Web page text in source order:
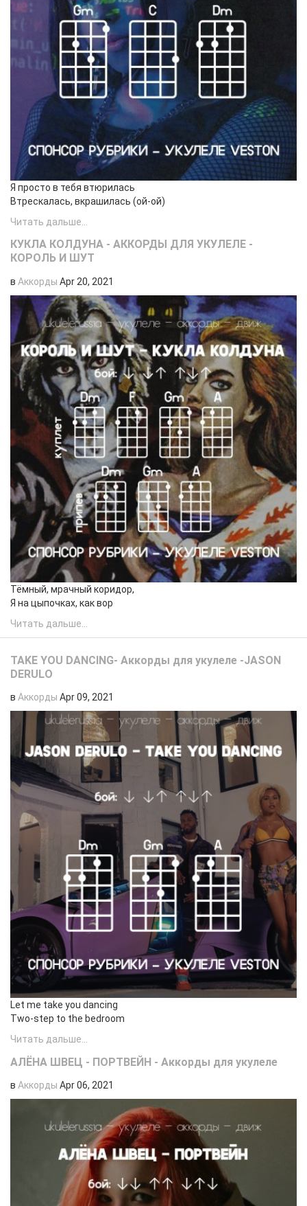
Я просто в тебя втюрилась
Втрескалась, вкрашилась (ой-ой)
Читать дальше...
КУКЛА КОЛДУНА - АККОРДЫ ДЛЯ УКУЛЕЛЕ -
КОРОЛЬ И ШУТ
в Аккорды Apr 20, 2021
Тёмный, мрачный коридор,
Я на цыпочках, как вор
Читать дальше...
TAKE YOU DANCING- Аккорды для укулеле -JASON
DERULO
в Аккорды Apr 09, 2021
Let me take you dancing
Two-step to the bedroom
Читать дальше...
АЛЁНА ШВЕЦ - ПОРТВЕЙН - Аккорды для укулеле
в Аккорды Apr 06, 2021